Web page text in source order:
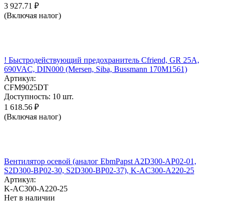
3 927.71 ₽
(Включая налог)
! Быстродействующий предохранитель Cfriend, GR 25А,
690VAC, DIN000 (Mersen, Siba, Bussmann 170M1561)
Артикул:
CFM9025DT
Доступность: 10 шт.
1 618.56 ₽
(Включая налог)
Вентилятор осевой (аналог EbmPapst A2D300-AP02-01,
S2D300-BP02-30, S2D300-BP02-37), K-AC300-A220-25
Артикул:
K-AC300-A220-25
Нет в наличии